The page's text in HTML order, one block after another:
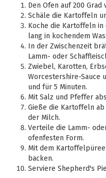
Den Ofen auf 200 Grad
Schäle die Kartoffeln
Koche die Kartoffeln in
lang in kochendem
In der Zwischenzeit
Lamm- oder
Zwiebel, Karotten,
Worcestershire-Sauce
und für 5 Minuten.
Mit Salz und Pfeffer
Gieße die Kartoffeln
der Milch.
Verteile die Lamm-
ofenfesten Form.
Mit dem
backen.
Serviere Shepherd's